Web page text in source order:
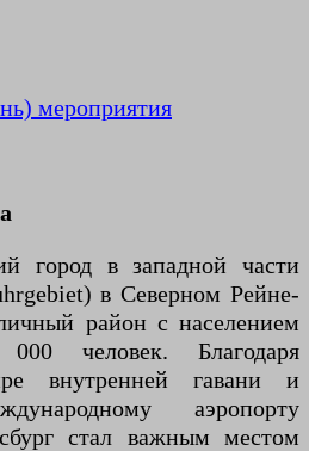
мероприятия
город в западной части
в Северном Рейне-
район с населением
человек. Благодаря
внутренней гавани и
аэропорту
стал важным местом